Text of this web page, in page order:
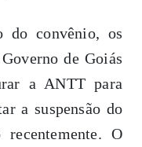
do convênio, os
de Goiás
a ANTT para
a suspensão do
O